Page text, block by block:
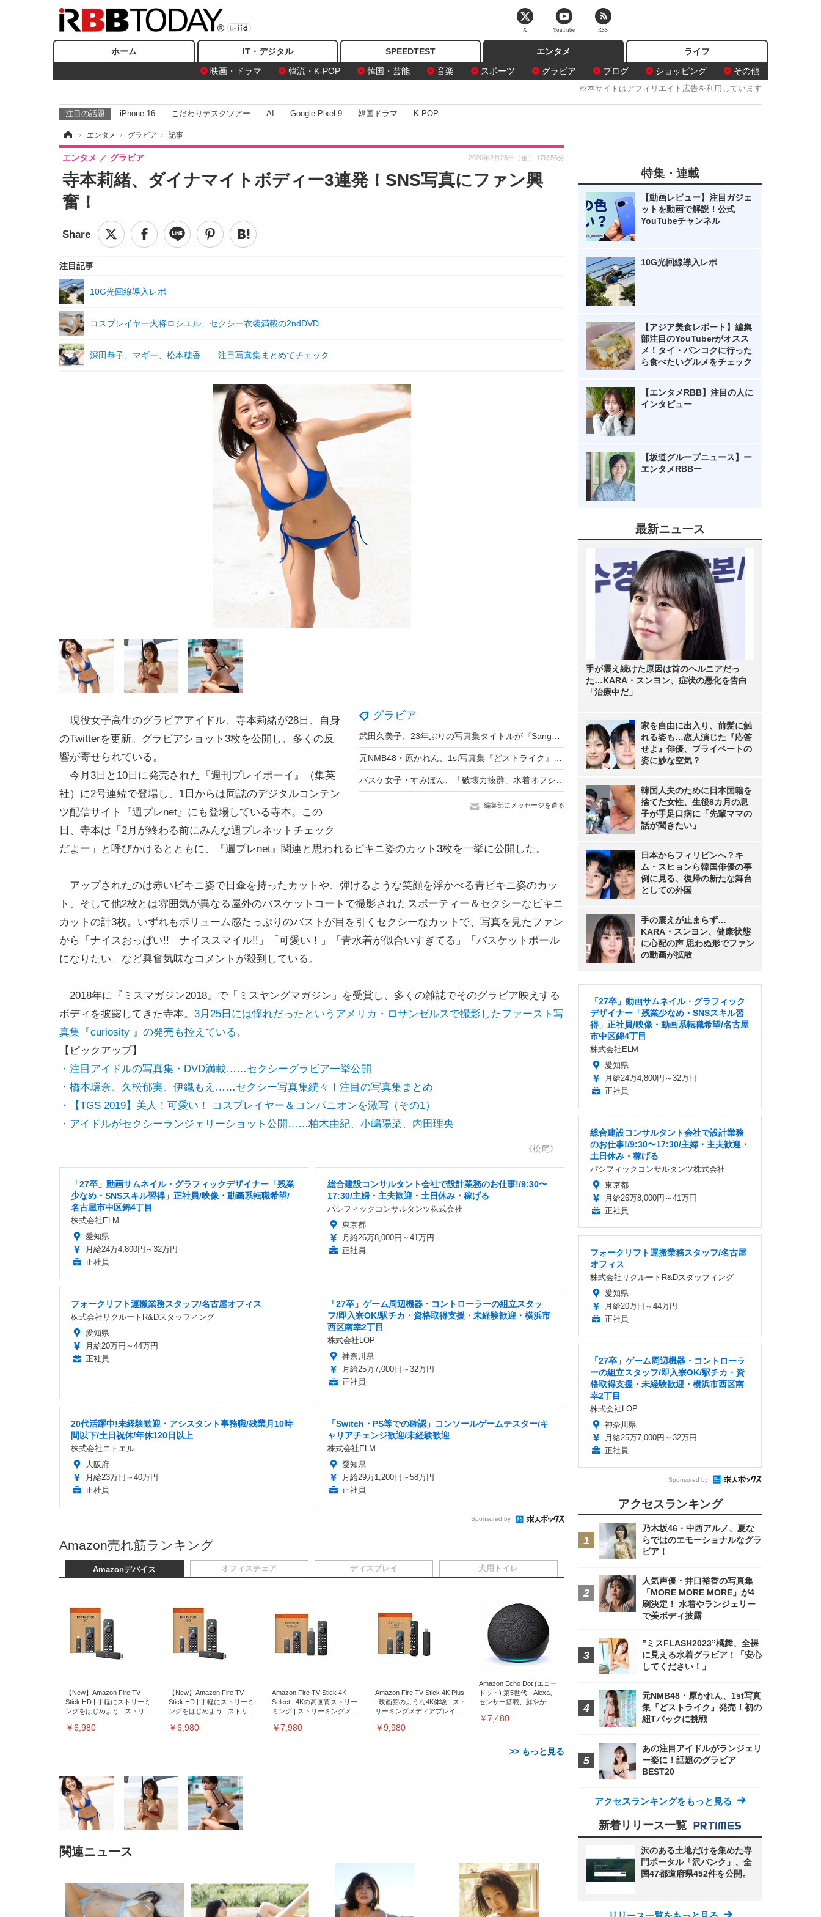
ホーム IT・デジタル SPEEDTEST
エンタメ
映画・ドラマ
韓流・K-POP 韓国・芸能 音楽 スポーツ グラビア ブログ ショッピング その他
ライフ
※本サイトはアフィリエイト広告を利用しています
注目の話題 iPhone 16 こだわりデスクツアー AI Google Pixel 9 韓国ドラマ K-POP
› エンタメ › グラビア › 記事
寺本莉緒、ダイナマイトボディー3連発！SNS写真にファン興
奮！
エンタメ グラビア 2020年2月28日（金） 17時56分
注目記事
10G光回線導入レポ
コスプレイヤー火将ロシエル、セクシー衣装満載の2ndDVD
深田恭子、マギー、松本穂香……注目写真集まとめてチェック
グラビア
編集部にメッセージを送る
現役女子高生のグラビアアイドル、寺本莉緒が28日、自身
のTwitterを更新。グラビアショット3枚を公開し、多くの反
響が寄せられている。
今月3日と10日に発売された『週刊プレイボーイ』（集英
社）に2号連続で登場し、1日からは同誌のデジタルコンテン
ツ配信サイト『週プレnet』にも登場している寺本。この
日、寺本は「2月が終わる前にみんな週プレネットチェック
だよー」と呼びかけるとともに、『週プレnet』関連と思われるビキニ姿のカット3枚を一挙に公開した。
アップされたのは赤いビキニ姿で日傘を持ったカットや、弾けるような笑顔を浮かべる青ビキニ姿のカッ
ト、そして他2枚とは雰囲気が異なる屋外のバスケットコートで撮影されたスポーティー＆セクシーなビキニ
カットの計3枚。いずれもボリューム感たっぷりのバストが目を引くセクシーなカットで、写真を見たファン
から「ナイスおっぱい!! ナイススマイル!!」「可愛い！」「青水着が似合いすぎてる」「バスケットボール
になりたい」など興奮気味なコメントが殺到している。
2018年に『ミスマガジン2018』で「ミスヤングマガジン」を受賞し、多くの雑誌でそのグラビア映えする
ボディを披露してきた寺本。 3月25日には憧れだったというアメリカ・ロサンゼルスで撮影したファースト写
真集『curiosity 』の発売も控えている 。
【ピックアップ】
・注目アイドルの写真集・DVD満載……セクシーグラビア一挙公開
・橋本環奈、久松郁実、伊織もえ……セクシー写真集続々！注目の写真集まとめ
・【TGS 2019】美人！可愛い！ コスプレイヤー＆コンパニオンを激写（その1）
・アイドルがセクシーランジェリーショット公開……柏木由紀、小嶋陽菜、内田理央
《松尾》
「27卒」動画サムネイル・グラフィックデザイナー「残業
少なめ・SNSスキル習得」正社員/映像・動画系転職希望/
名古屋市中区錦4丁目
株式会社ELM
愛知県
月給24万4,800円～32万円
正社員
総合建設コンサルタント会社で設計業務のお仕事!/9:30〜
17:30/主婦・主夫歓迎・土日休み・稼げる
パシフィックコンサルタンツ株式会社
東京都
月給26万8,000円～41万円
正社員
フォークリフト運搬業務スタッフ/名古屋オフィス
株式会社リクルートR&Dスタッフィング
愛知県
月給20万円～44万円
正社員
「27卒」ゲーム周辺機器・コントローラーの組立スタッ
フ/即入寮OK/駅チカ・資格取得支援・未経験歓迎・横浜市
西区南幸2丁目
株式会社LOP
神奈川県
月給25万7,000円～32万円
正社員
20代活躍中!未経験歓迎・アシスタント事務職/残業月10時
間以下/土日祝休/年休120日以上
株式会社ニトエル
大阪府
月給23万円～40万円
正社員
「Switch・PS等での確認」コンソールゲームテスター/キ
ャリアチェンジ歓迎/未経験歓迎
株式会社ELM
愛知県
月給29万1,200円～58万円
正社員
Sponsored by
Amazon売れ筋ランキング
Amazonデバイス
【New】Amazon Fire TV
Stick HD | 手軽にストリーミ
ングをはじめよう | ストリー
￥6,980
【New】Amazon Fire TV
Stick HD | 手軽にストリーミ
ングをはじめよう | ストリー
￥6,980
Amazon Fire TV Stick 4K
Select | 4Kの高画質ストリー
ミング | ストリーミングメデ
￥7,980
Amazon Fire TV Stick 4K Plus
| 映画館のような4K体験 | スト
リーミングメディアプレイヤ
￥9,980
Amazon Echo Dot (エコー
ドット) 第5世代 - Alexa、
センサー搭載、鮮やかな
￥7,480
>> もっと見る
オフィスチェア
上げ式アームレスト コンパク
ト 約105度ロッキング pc 事務
椅子 360度回転 座面昇降 強化
￥5,699
ア 人間工学 疲れない ブラッ
￥27,999
Sezlife オフィスチェア デスク
チェア 疲れない テレワーク
チェア 強化バックレスト 30
度ロッキング機能 人間工学 椅
子 腰サポート 90度跳ね上げ
￥7,680
Sezlife オフィスチェア デスク
チェア 疲れない テレワーク
チェア 強化バックレスト 30度
ロッキング機能 人間工学 椅子
腰サポート 90度跳ね上げ式ア
￥7,680
ANDWINT オフィスチェ
ア デスクチェア 肘なし メ
ッシュ 通気性 ランバーサ
ポート付き 腰サポート ガ
ス圧無段階昇降 360度回
転 キャスター付き コンパ
￥4,139
ディスプレイ
EV3240X-WT | 31.5型4K
UHD・USB Type-C・ホワイ
￥105,595
EV2740X-WT | 27.0型4K
UHD・USB Type-C・ホワイ
ト
￥109,572
【純正品】27"ゲーミングモ
ク付き（CFI-ZDM1J）
￥49,979
【整備済み品】Dell
E2724HS 27インチ 液晶モ
ニター フル
HD（1920×1080）VA 非光
沢 HDMI/DisplayPort/VGA
スピーカー内蔵 高さ調整 ス
￥15,800
【MiniLED/24.5inch/280Hz/FHD】
GRAPHT THE SHOOTER
Gaming Monitor 24” Essential ゲ
ーミングモニター QD 24.5インチ
1ms FHD 量子ドット 残像低減 (3
年保証 | 輝点保証 | 日本メーカー)
￥34,980
犬用トイレ
捨て 無香料 ホワイト 300枚
￥3,373
枚) ホワイト(吸収面:ライトブ
ルー)
￥3,234
ネオ・ルーライフ ネオ・オム
ツ L 中型犬用 26枚入り 単品
￥1,800
Smart Basic(スマートベーシ
ック) 【Amazon.co.jp限定】
Smart Basic アイリスオーヤマ
ペットシーツ 超厚型 お徳用
ワイド 100枚入 (x 1) (ケース
￥3,670
アイリスオーヤマ ペット
シーツ 超厚型 お徳用 レギ
ュラー 200枚入
【Amazon.co.jp限定】
￥3,731
関連ニュース
特集・連載
【動画レビュー】注目ガジェ
ットを動画で解説！公式
YouTubeチャンネル
10G光回線導入レポ
【アジア美食レポート】編集
部注目のYouTuberがオスス
メ！タイ・バンコクに行った
ら食べたいグルメをチェック
【エンタメRBB】注目の人に
インタビュー
【坂道グループニュース】ー
エンタメRBBー
最新ニュース
手が震え続けた原因は首のヘルニアだっ
た…KARA・スンヨン、症状の悪化を告白
「治療中だ」
家を自由に出入り、前髪に触
れる姿も…恋人演じた『応答
せよ』俳優、プライベートの
姿に妙な空気？
韓国人夫のために日本国籍を
捨てた女性、生後8カ月の息
子が手足口病に「先輩ママの
話が聞きたい」
日本からフィリピンへ？キ
ム・スヒョンら韓国俳優の事
例に見る、復帰の新たな舞台
としての外国
手の震えが止まらず…
KARA・スンヨン、健康状態
に心配の声 思わぬ形でファン
の動画が拡散
「27卒」動画サムネイル・グラフィック
デザイナー「残業少なめ・SNSスキル習
得」正社員/映像・動画系転職希望/名古屋
市中区錦4丁目
株式会社ELM
愛知県
月給24万4,800円～32万円
正社員
総合建設コンサルタント会社で設計業務
のお仕事!/9:30〜17:30/主婦・主夫歓迎・
土日休み・稼げる
パシフィックコンサルタンツ株式会社
東京都
月給26万8,000円～41万円
正社員
フォークリフト運搬業務スタッフ/名古屋
オフィス
株式会社リクルートR&Dスタッフィング
愛知県
月給20万円～44万円
正社員
「27卒」ゲーム周辺機器・コントローラ
ーの組立スタッフ/即入寮OK/駅チカ・資
格取得支援・未経験歓迎・横浜市西区南
幸2丁目
株式会社LOP
神奈川県
月給25万7,000円～32万円
正社員
Sponsored by
アクセスランキング
乃木坂46・中西アルノ、夏な
らではのエモーショナルなグラ
ビア！
人気声優・井口裕香の写真集
「MORE MORE MORE」が4
刷決定！ 水着やランジェリー
で美ボディ披露
”ミスFLASH2023”橘舞、全裸
に見える水着グラビア！「安心
してください！」
元NMB48・原かれん、1st写真
集『どストライク』発売！初の
紐Tバックに挑戦
あの注目アイドルがランジェリ
ー姿に！話題のグラビア
BEST20
アクセスランキングをもっと見る
新着リリース一覧
沢のある土地だけを集めた専
門ポータル「沢バンク」、全
国47都道府県452件を公開。
X YouTube RSS